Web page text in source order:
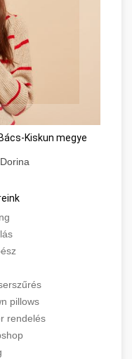
Kiskun megye
pillows
rendelés